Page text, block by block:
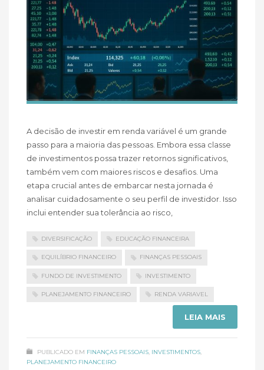
A decisão de investir em renda variável é um grande
passo para a maioria das pessoas. Embora essa classe
de investimentos possa trazer retornos significativos,
também vem com maiores riscos e desafios. Uma
etapa crucial antes de embarcar nesta jornada é
analisar cuidadosamente o seu perfil de investidor. Isso
inclui entender sua tolerância ao risco,
DIVERSIFICAÇÃO EDUCAÇÃO FINANCEIRA
EQUILÍBRIO FINANCEIRO FINANÇAS PESSOAIS
FUNDO DE INVESTIMENTO INVESTIMENTO
PLANEJAMENTO FINANCEIRO RENDA VARIAVEL
LEIA MAIS
PUBLICADO EM FINANÇAS PESSOAIS, INVESTIMENTOS,
PLANEJAMENTO FINANCEIRO